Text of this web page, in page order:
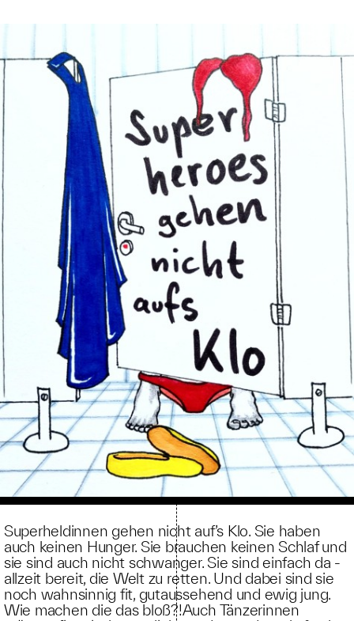
Superheldinnen gehen nicht auf’s Klo. Sie haben
auch keinen Hunger. Sie brauchen keinen Schlaf und
sie sind auch nicht schwanger. Sie sind einfach da -
allzeit bereit, die Welt zu retten. Und dabei sind sie
noch wahnsinnig fit, gutaussehend und ewig jung.
Wie machen die das bloß?!Auch Tänzerinnen